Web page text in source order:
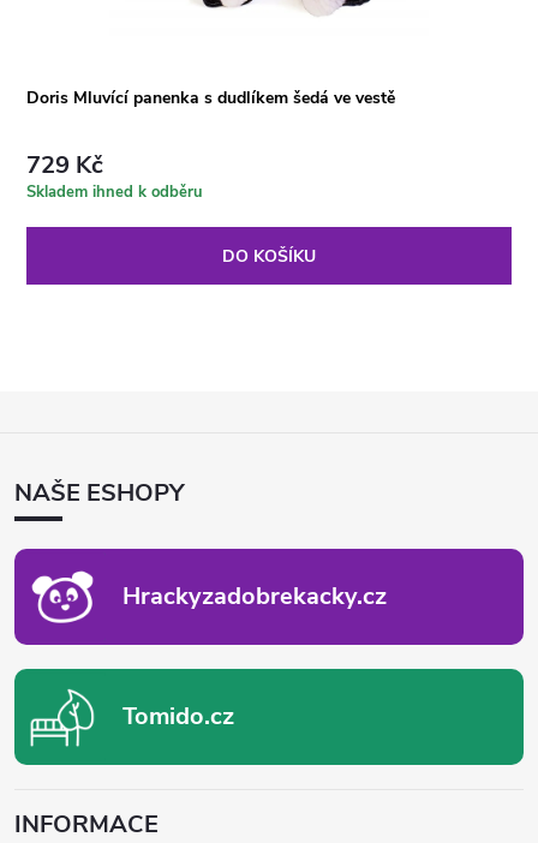
Doris Mluvící panenka s dudlíkem šedá ve vestě
729 Kč
Skladem ihned k odběru
DO KOŠÍKU
ANAŠE ESHOPY
Hrackyzadobrekacky.cz
Tomido.cz
INFORMACE